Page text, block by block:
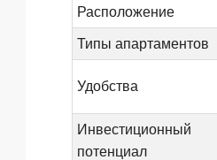
Расположение
Типы апартаментов
Удобства
Инвестиционный
потенциал